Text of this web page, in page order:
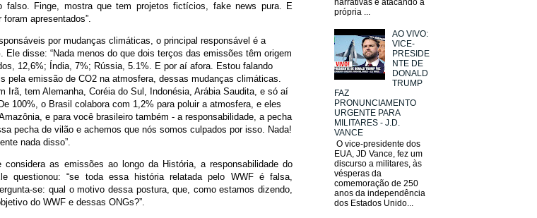
falso. Finge, mostra que tem projetos fictícios, fake news pura. E
apresentados”.
por mudanças climáticas, o principal responsável é a
Ele disse: “Nada menos do que dois terços das emissões têm origem
12,6%; Índia, 7%; Rússia, 5.1%. E por aí afora. Estou falando
pela emissão de CO2 na atmosfera, dessas mudanças climáticas.
Irã, tem Alemanha, Coréia do Sul, Indonésia, Arábia Saudita, e só aí
100%, o Brasil colabora com 1,2% para poluir a atmosfera, e eles
e para você brasileiro também - a responsabilidade, a pecha
pecha de vilão e achemos que nós somos culpados por isso. Nada!
nada disso”.
as emissões ao longo da História, a responsabilidade do
questionou: “se toda essa história relatada pelo WWF é falsa,
se: qual o motivo dessa postura, que, como estamos dizendo,
do WWF e dessas ONGs?”.
narrativas e atacando a
própria ...
AO VIVO:
VICE-
PRESIDE
NTE DE
DONALD
TRUMP
FAZ
PRONUNCIAMENTO
URGENTE PARA
MILITARES - J.D.
VANCE
O vice-presidente dos
EUA, JD Vance, fez um
discurso a militares, às
vésperas da
comemoração de 250
anos da independência
dos Estados Unido...